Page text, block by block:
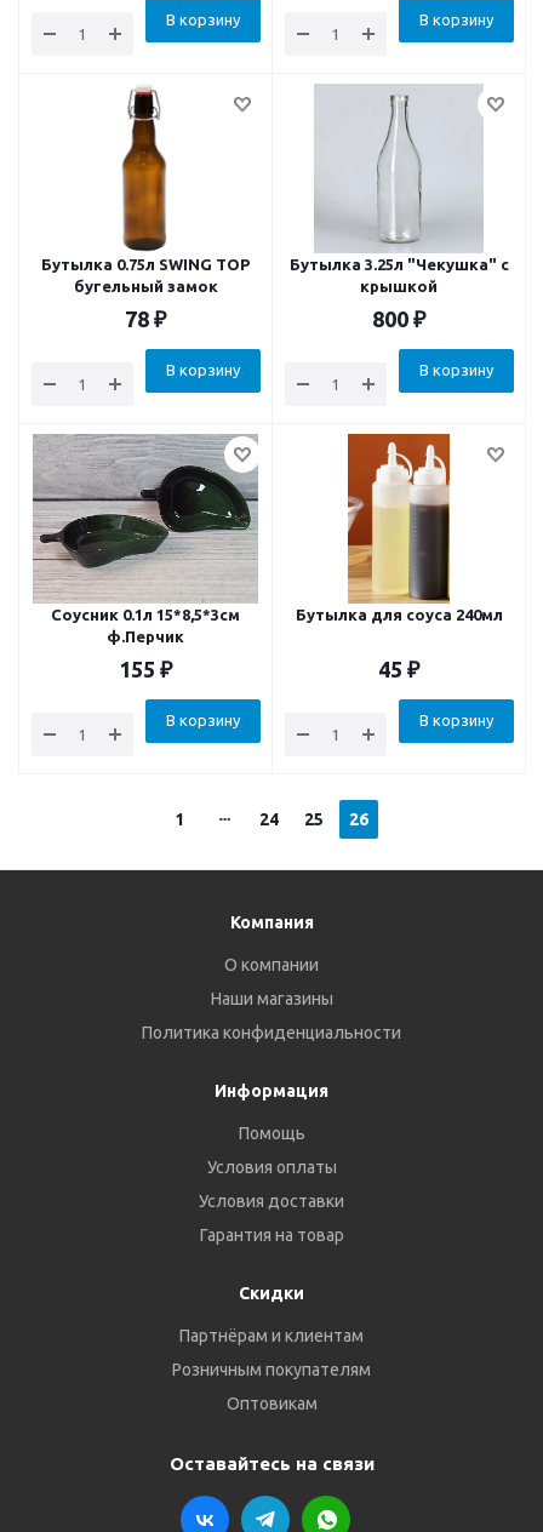
В корзину В корзину
Бутылка 0.75л SWING TOP
бугельный замок
78 ₽
В корзину
Бутылка 3.25л "Чекушка" с
крышкой
800 ₽
В корзину
Соусник 0.1л 15*8,5*3см
ф.Перчик
155 ₽
В корзину
Бутылка для соуса 240мл
45 ₽
В корзину
1 24 25 26
Компания
О компании
Наши магазины
Политика конфиденциальности
Информация
Помощь
Условия оплаты
Условия доставки
Гарантия на товар
Скидки
Партнёрам и клиентам
Розничным покупателям
Оптовикам
Оставайтесь на связи